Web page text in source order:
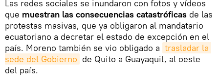
Las redes sociales se inundaron con fotos y vídeos
que muestran las consecuencias catastróficas de las
protestas masivas, que ya obligaron al mandatario
ecuatoriano a decretar el estado de excepción en el
país. Moreno también se vio obligado a trasladar la
sede del Gobierno de Quito a Guayaquil, al oeste
del país.